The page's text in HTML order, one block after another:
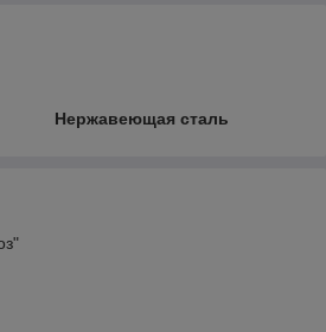
Нержавеющая сталь